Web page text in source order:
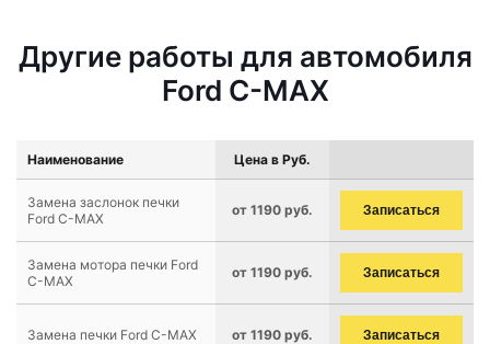
Другие работы для автомобиля
Ford C-MAX
Наименование Цена в Руб.
Замена заслонок печки
Ford C-MAX
от 1190 руб. Записаться
Замена мотора печки Ford
C-MAX
от 1190 руб. Записаться
Замена печки Ford C-MAX от 1190 руб. Записаться